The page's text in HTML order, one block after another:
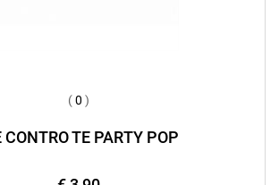
(0 )
CONTRO TE PARTY POP